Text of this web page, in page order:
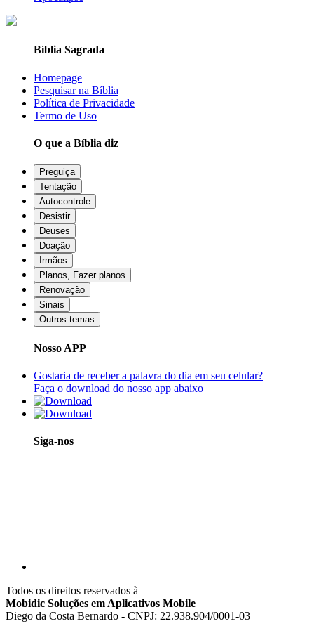
Bíblia Sagrada
Homepage
Pesquisar na Bíblia
Política de Privacidade
Termo de Uso
O que a Bíblia diz
Preguiça
Tentação
Autocontrole
Desistir
Deuses
Doação
Irmãos
Planos, Fazer planos
Renovação
Sinais
Outros temas
Nosso APP
Gostaria de receber a palavra do dia em seu celular?
Faça o download do nosso app abaixo
Siga-nos
Todos os direitos reservados à
Mobidic Soluções em Aplicativos Mobile
Diego da Costa Bernardo - CNPJ: 22.938.904/0001-03